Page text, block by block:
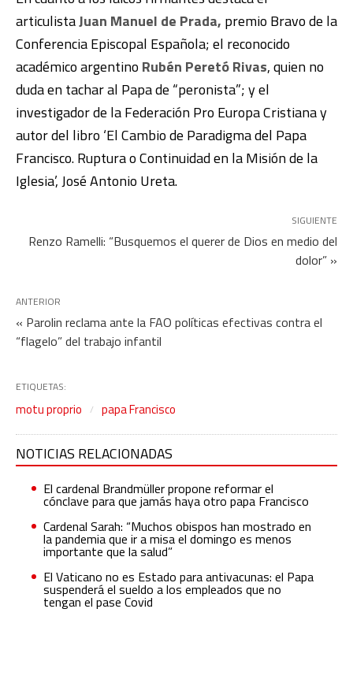
articulistaJuan Manuel de Prada, premio Bravo de la
Conferencia Episcopal Española; el reconocido
académico argentino Rubén Peretó Rivas, quien no
duda en tachar al Papa de “peronista”; y el
investigador de la Federación Pro Europa Cristiana y
autor del libro ‘El Cambio de Paradigma del Papa
Francisco. Ruptura o Continuidad en la Misión de la
Iglesia’, José Antonio Ureta.
SIGUIENTE
Renzo Ramelli: “Busquemos el querer de Dios en medio del
dolor” »
ANTERIOR
« Parolin reclama ante la FAO políticas efectivas contra el
“flagelo” del trabajo infantil
ETIQUETAS:
motu proprio papa Francisco
NOTICIAS RELACIONADAS
El cardenal Brandmüller propone reformar el
cónclave para que jamás haya otro papa Francisco
Cardenal Sarah: “Muchos obispos han mostrado en
la pandemia que ir a misa el domingo es menos
importante que la salud”
El Vaticano no es Estado para antivacunas: el Papa
suspenderá el sueldo a los empleados que no
tengan el pase Covid